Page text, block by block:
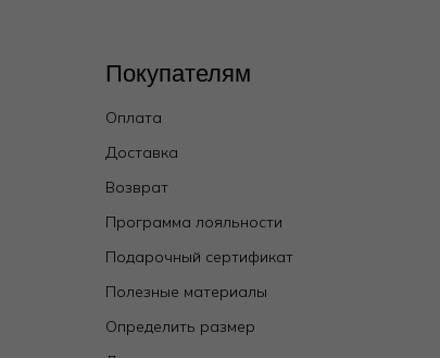
Покупателям
Оплата
Доставка
Возврат
Программа лояльности
Подарочный сертификат
Полезные материалы
Определить размер